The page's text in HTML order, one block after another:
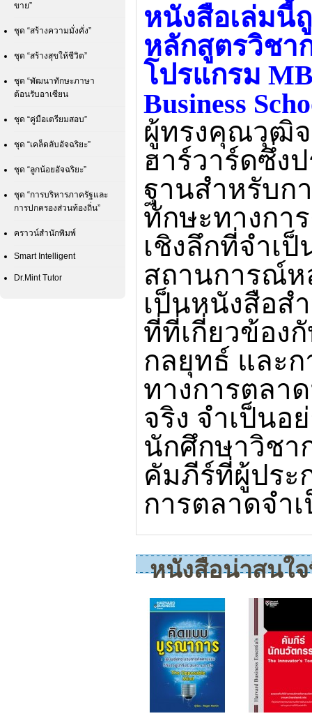
ขาย”
ชุด “สร้างความมั่งคั่ง”
ชุด “สร้างสุขให้ชีวิต”
ชุด “พัฒนาทักษะภาษา
ต้อนรับอาเซียน
ชุด “คู่มือเตรียมสอบ”
ชุด “เคล็ดลับอัจฉริยะ”
ชุด “ลูกน้อยอัจฉริยะ”
ชุด “การบริหารภาครัฐและ
การปกครองส่วนท้องถิ่น”
คราวน์สำนักพิมพ์
Smart Intelligent
Dr.Mint Tutor
หนังสือเล่มนี้
หลักสูตรวิชา
โปรแกรม
Business
ผู้ทรงคุณวุฒิ
ฮาร์วาร์ดซึ่ง
ฐานสำหรับก
ทักษะทางกา
เชิงลึกที่จำเ
สถานการณ์ห
เป็นหนังสือส
ที่ที่เกี่ยวข้อง
กลยุทธ์ และ
ทางการตลา
จริง จำเป็นอ
นักศึกษาวิชา
คัมภีร์ที่ผู้ประ
การตลาดจำ
หนังสือน่าสนใจ